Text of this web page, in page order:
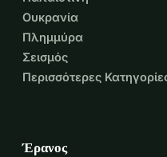
Ουκρανία
Πλημμύρα
Σεισμός
Περισσότερες
Έρανος